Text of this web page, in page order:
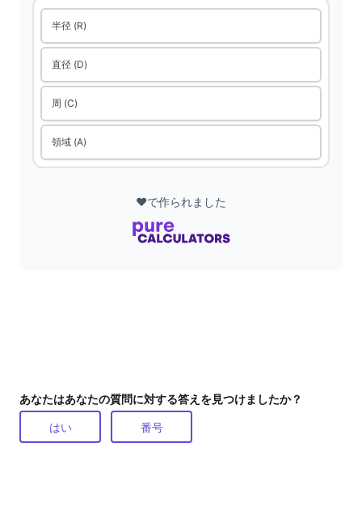
d
半径 (R)
直径 (D)
周 (C)
領域 (A)
❤️で作られました
あなたはあなたの質問に対する答えを見つけましたか？
はい 番号